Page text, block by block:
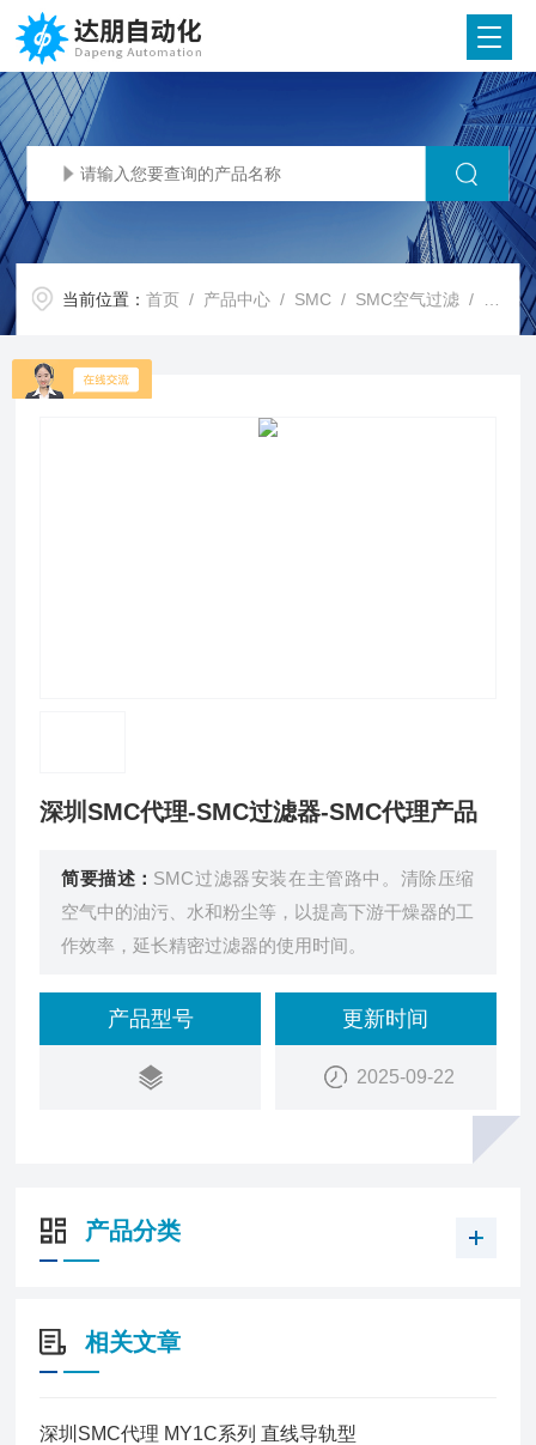
当前位置：首页 / 产品中心 / SMC / SMC空气过滤 / 深圳SMC代理-SMC过滤器-SMC代理产品
深圳SMC代理-SMC过滤器-SMC代理产品
简要描述： SMC过滤器安装在主管路中。清除压缩
空气中的油污、水和粉尘等，以提高下游干燥器的工
作效率，延长精密过滤器的使用时间。
产品型号 更新时间
2025-09-22
产品分类
相关文章
深圳SMC代理 MY1C系列 直线导轨型